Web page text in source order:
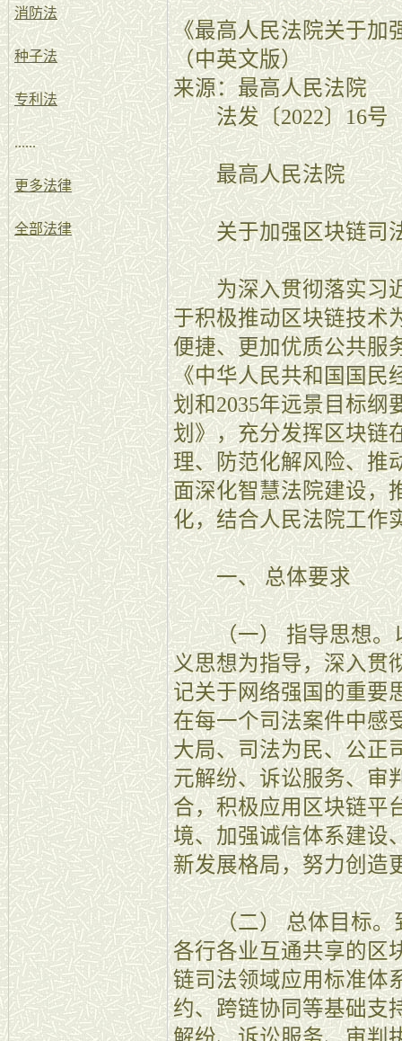
消防法
种子法
专利法
......
更多法律
全部法律
《最高人民法院关于加
（中英文版）
来源：最高人民法院
法发〔2022〕16号
最高人民法院
关于加强区块链司法
为深入贯彻落实习近
于积极推动区块链技术
便捷、更加优质公共服
《中华人民共和国国民
划和2035年远景目标纲
划》，充分发挥区块链
理、防范化解风险、推
面深化智慧法院建设，
化，结合人民法院工作
一、 总体要求
（一） 指导思想。以
义思想为指导，深入贯
记关于网络强国的重要
在每一个司法案件中感
大局、司法为民、公正
元解纷、诉讼服务、审
合，积极应用区块链平
境、加强诚信体系建设
新发展格局，努力创造
（二） 总体目标。到
各行各业互通共享的区
链司法领域应用标准体
约、跨链协同等基础支